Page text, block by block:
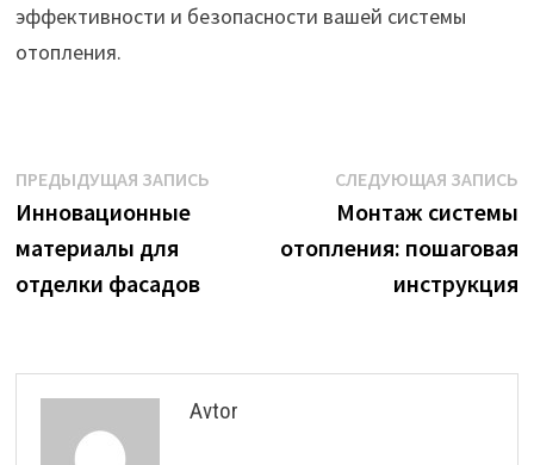
эффективности и безопасности вашей системы
отопления.
Навигация
по
записям
ПРЕДЫДУЩАЯ ЗАПИСЬПредыдущая
Инновационные
материалы для
отделки фасадов
СЛЕДУЮЩАЯ ЗАПИСЬ
Монтаж системы
отопления: пошаговая
инструкция
Avtor